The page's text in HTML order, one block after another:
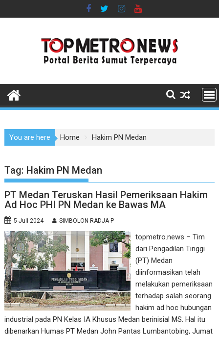
to
You are here Home Hakim PN Medan
Tag: Hakim PN Medan
PT Medan Teruskan Hasil Pemeriksaan Hakim
Ad Hoc PHI PN Medan ke Bawas MA
5 Juli 2024 SIMBOLON RADJA P
topmetro.news – Tim
dari Pengadilan Tinggi
(PT) Medan
diinformasikan telah
melakukan pemeriksaan
terhadap salah seorang
hakim ad hoc hubungan
industrial pada PN Kelas IA Khusus Medan berinisial MS. Hal itu
dibenarkan Humas PT Medan John Pantas Lumbantobing, Jumat